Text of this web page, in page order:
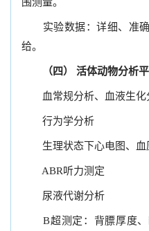
实验数据：详细、准确
给。
（四） 活体动物分析
血常规分析、血液生化
行为学分析
生理状态下心电图、血
ABR听力测定
尿液代谢分析
B超测定：背膘厚度、